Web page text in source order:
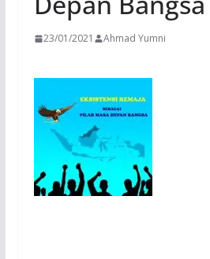
23/01/2021 Ahmad Yumni